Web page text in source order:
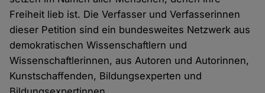
Freiheit lieb ist. Die Verfasser und Verfasserinnen
dieser Petition sind ein bundesweites Netzwerk aus
demokratischen Wissenschaftlern und
Wissenschaftlerinnen, aus Autoren und Autorinnen,
Kunstschaffenden, Bildungsexperten und